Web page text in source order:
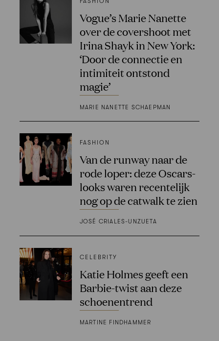
Vogue’s Marie Nanette
over de covershoot met
Irina Shayk in New York:
‘Door de connectie en
intimiteit ontstond
magie’
MARIE NANETTE SCHAEPMAN
FASHION
Van de runway naar de
rode loper: deze Oscars-
looks waren recentelijk
nog op de catwalk te zien
JOSÉ CRIALES-UNZUETA
CELEBRITY
Katie Holmes geeft een
Barbie-twist aan deze
schoenentrend
MARTINE FINDHAMMER